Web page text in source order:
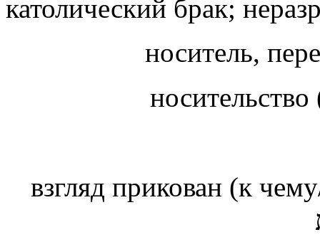
католический брак;
носитель,